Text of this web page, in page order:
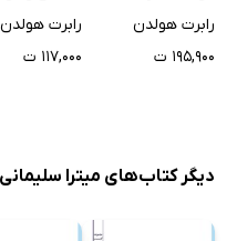
رابرت هولدن
۱۹۵,۹۰۰ ت
داشته شدن
رابرت هولدن
۱۱۷,۰۰۰ ت
دیگر کتاب‌های میترا سلیمانی